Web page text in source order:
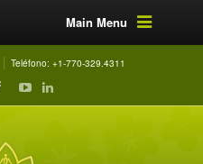
Main Menu
Teléfono: +1-770-329.4311